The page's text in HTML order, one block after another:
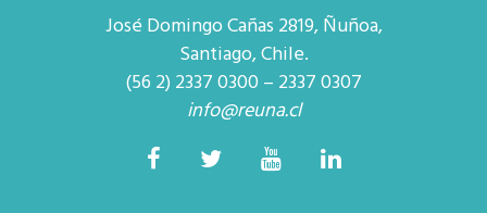
José Domingo Cañas 2819, Ñuñoa,
Santiago, Chile.
(56 2) 2337 0300 – 2337 0307
info@reuna.cl